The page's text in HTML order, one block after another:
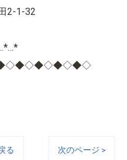
2-1-32
る 次のページ >